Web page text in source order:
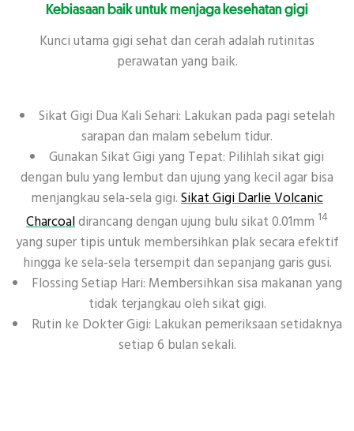
Kebiasaan baik untuk menjaga kesehatan gigi
Kunci utama gigi sehat dan cerah adalah rutinitas
perawatan yang baik.
Sikat Gigi Dua Kali Sehari: Lakukan pada pagi setelah
sarapan dan malam sebelum tidur.
Gunakan Sikat Gigi yang Tepat: Pilihlah sikat gigi
dengan bulu yang lembut dan ujung yang kecil agar bisa
menjangkau sela-sela gigi.Sikat Gigi Darlie Volcanic
Charcoaldirancang dengan ujung bulu sikat 0.01mm 14
yang super tipis untuk membersihkan plak secara efektif
hingga ke sela-sela tersempit dan sepanjang garis gusi.
Flossing Setiap Hari: Membersihkan sisa makanan yang
tidak terjangkau oleh sikat gigi.
Rutin ke Dokter Gigi: Lakukan pemeriksaan setidaknya
setiap 6 bulan sekali.